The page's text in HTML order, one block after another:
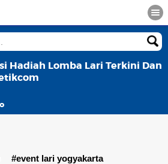
Hadiah Lomba Lari Terkini Dan
#event lari yogyakarta